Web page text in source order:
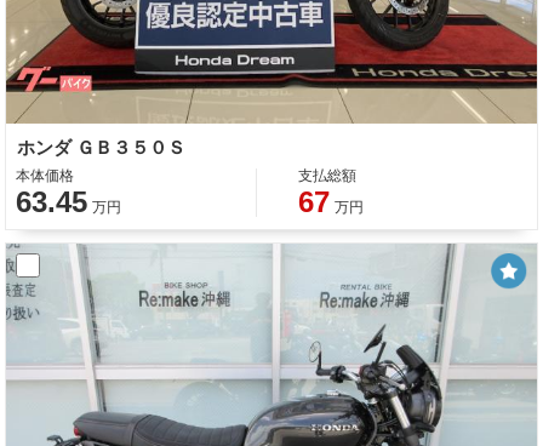
ホンダ ＧＢ３５０Ｓ
本体価格
63.45 万円
支払総額
67 万円